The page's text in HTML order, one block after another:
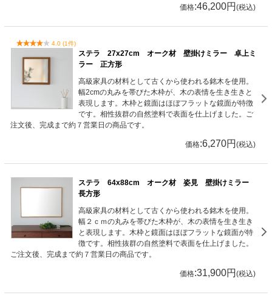
価格:46,200円 (税込)
4.0 (1件)
ステラ 27x27cm オーク材 壁掛けミラー 卓上ミ
ラー 正方形
高級家具の材料として古くから使われる銘木を使用。
幅2cmの丸みを帯びた木枠が、木の表情を生き生きと
表現します。木枠と鏡面はほぼフラットな鏡面が特徴
です。相性抜群の自然塗料で表面を仕上げました。ご
注文後、完成まで約７営業日の商品です。
価格:6,270円 (税込)
ステラ 64x88cm オーク材 姿見 壁掛けミラー
長方形
高級家具の材料として古くから使われる銘木を使用。
幅２ｃｍの丸みを帯びた木枠が、木の表情を生き生き
と表現します。木枠と鏡面はほぼフラットな鏡面が特
徴です。相性抜群の自然塗料で表面を仕上げました。
ご注文後、完成まで約７営業日の商品です。
価格:31,900円 (税込)